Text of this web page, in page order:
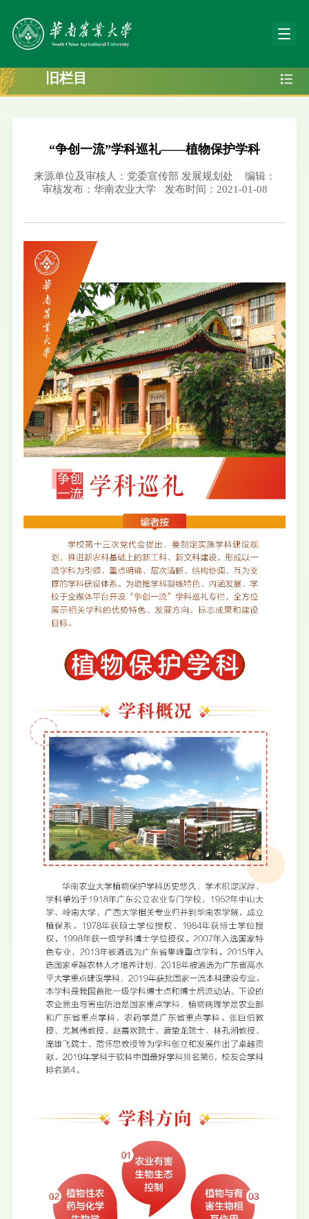
旧栏目
“争创一流”学科巡礼——植物保护学科
来源单位及审核人：党委宣传部 发展规划处
编辑：
审核发布：华南农业大学
发布时间：2021-01-08